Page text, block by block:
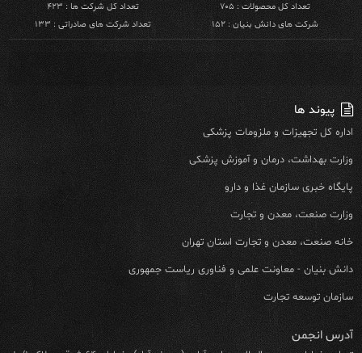
تعداد کل محصولات : ۷۰۵
تعداد کل شرکت ها : ۴۲۳
شرکت های دانش بنیان : ۱۵۲
تعداد شرکت های صادراتی : ۱۳۳
پیوند ها
اداره کل تجهیزات و ملزومات پزشکی
وزارت بهداشت، درمان و آموزش پزشکی
پایگاه خبری سازمان غذا و دارو
وزارت صنعت، معدن و تجارت
خانه صنعت، معدن و تجارت استان تهران
دانش بنیان - معاونت علمی و فناوری ریاست جمهوری
سازمان توسعه تجارت
آدرس انجمن